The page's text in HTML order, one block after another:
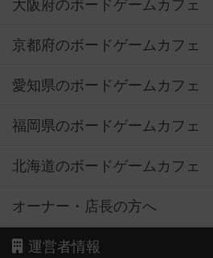
大阪府のボードゲームカフェ
京都府のボードゲームカフェ
愛知県のボードゲームカフェ
福岡県のボードゲームカフェ
北海道のボードゲームカフェ
オーナー・店長の方へ
運営者情報